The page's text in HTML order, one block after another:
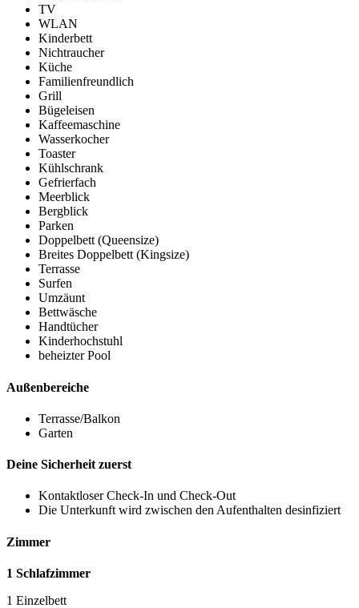
TV
WLAN
Kinderbett
Nichtraucher
Küche
Familienfreundlich
Grill
Bügeleisen
Kaffeemaschine
Wasserkocher
Toaster
Kühlschrank
Gefrierfach
Meerblick
Bergblick
Parken
Doppelbett (Queensize)
Breites Doppelbett (Kingsize)
Terrasse
Surfen
Umzäunt
Bettwäsche
Handtücher
Kinderhochstuhl
beheizter Pool
Außenbereiche
Terrasse/Balkon
Garten
Deine Sicherheit zuerst
Kontaktloser Check-In und Check-Out
Die Unterkunft wird zwischen den Aufenthalten desinfiziert
Zimmer
1 Schlafzimmer
1 Einzelbett